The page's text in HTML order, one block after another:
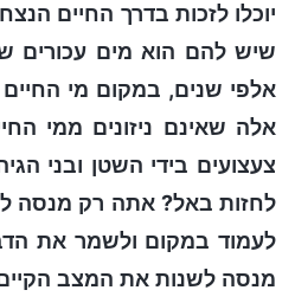
יוכלו לזכות בדרך החיים
שיש להם הוא מים
אלפי שנים, במקום מי
אלה שאינם ניזונים ממי
צעצועים בידי השטן ובני
לחזות באל? אתה רק מנסה
לעמוד במקום ולשמר את
מנסה לשנות את המצב הקיים